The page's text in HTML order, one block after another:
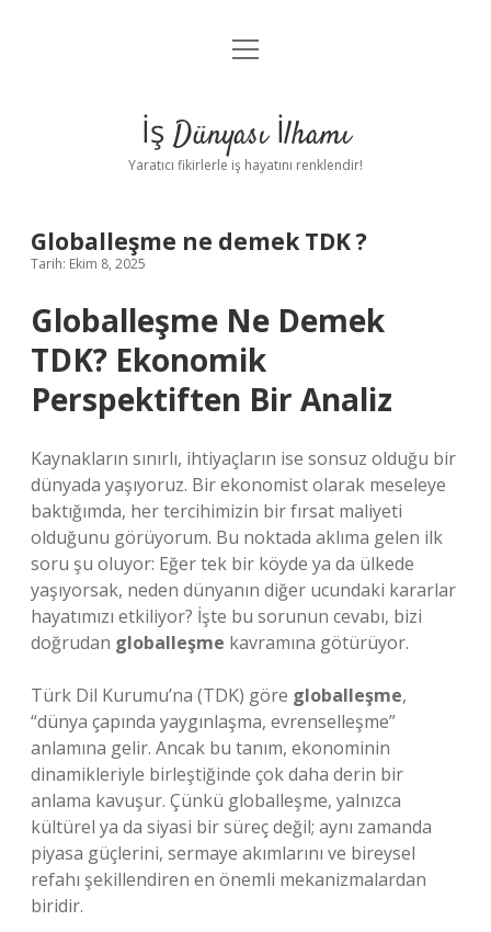
Anasayfa
Yasal Uyarı
menüyü
İş Dünyası İlhamı
Yaratıcı fikirlerle iş hayatını renklendir!
Globalleşme ne demek TDK ?
Tarih: Ekim 8, 2025
Globalleşme Ne Demek
TDK? Ekonomik
Perspektiften Bir Analiz
Kaynakların sınırlı, ihtiyaçların ise sonsuz olduğu bir
dünyada yaşıyoruz. Bir ekonomist olarak meseleye
baktığımda, her tercihimizin bir fırsat maliyeti
olduğunu görüyorum. Bu noktada aklıma gelen ilk
soru şu oluyor: Eğer tek bir köyde ya da ülkede
yaşıyorsak, neden dünyanın diğer ucundaki kararlar
hayatımızı etkiliyor? İşte bu sorunun cevabı, bizi
doğrudan globalleşme kavramına götürüyor.
Türk Dil Kurumu’na (TDK) göre globalleşme,
“dünya çapında yaygınlaşma, evrenselleşme”
anlamına gelir. Ancak bu tanım, ekonominin
dinamikleriyle birleştiğinde çok daha derin bir
anlama kavuşur. Çünkü globalleşme, yalnızca
kültürel ya da siyasi bir süreç değil; aynı zamanda
piyasa güçlerini, sermaye akımlarını ve bireysel
refahı şekillendiren en önemli mekanizmalardan
biridir.